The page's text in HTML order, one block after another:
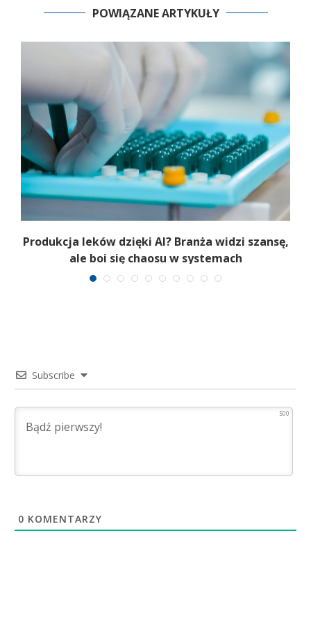
POWIĄZANE ARTYKUŁY
Produkcja leków dzięki AI? Branża widzi szansę,
ale boi się chaosu w systemach
Subscribe
500
0 KOMENTARZY